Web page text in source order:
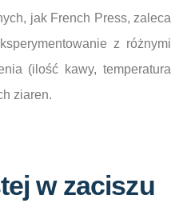
jak French Press, zaleca
z różnymi
(ilość kawy, temperatura
ziaren.
w zaciszu